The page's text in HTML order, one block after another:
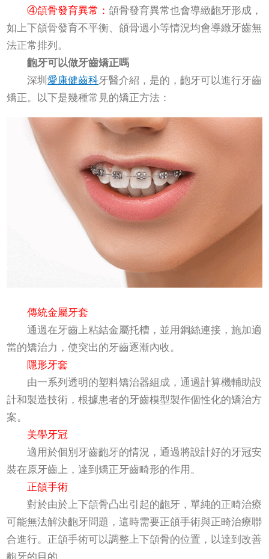
④頜骨發育異常：頜骨發育異常也會導緻齙牙形成，
如上下頜骨發育不平衡、頜骨過小等情況均會導緻牙齒無
法正常排列。
齙牙可以做牙齒矯正嗎
深圳愛康健齒科牙醫介紹，是的，齙牙可以進行牙齒
矯正。以下是幾種常見的矯正方法：
傳統金屬牙套
通過在牙齒上粘結金屬托槽，並用鋼絲連接，施加適
當的矯治力，使突出的牙齒逐漸內收。
隱形牙套
由一系列透明的塑料矯治器組成，通過計算機輔助設
計和製造技術，根據患者的牙齒模型製作個性化的矯治方
案。
美學牙冠
適用於個別牙齒齙牙的情況，通過將設計好的牙冠安
裝在原牙齒上，達到矯正牙齒畸形的作用。
正頜手術
對於由於上下頜骨凸出引起的齙牙，單純的正畸治療
可能無法解決齙牙問題，這時需要正頜手術與正畸治療聯
合進行。正頜手術可以調整上下頜骨的位置，以達到改善